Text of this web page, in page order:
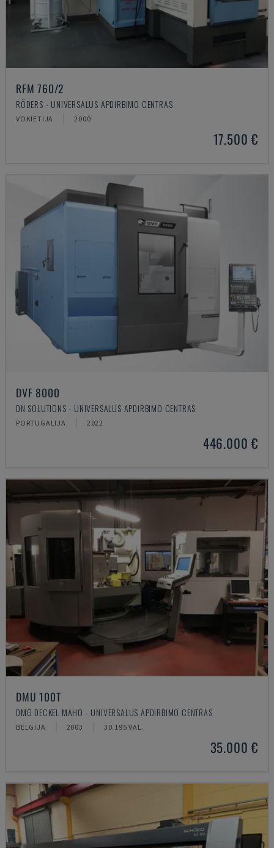
RFM 760/2
RÖDERS - UNIVERSALUS APDIRBIMO CENTRAS
VOKIETIJA 2000
17.500 €
DVF 8000
DN SOLUTIONS - UNIVERSALUS APDIRBIMO CENTRAS
PORTUGALIJA 2022
446.000 €
DMU 100T
DMG DECKEL MAHO - UNIVERSALUS APDIRBIMO CENTRAS
BELGIJA 2003 30.195 VAL.
35.000 €